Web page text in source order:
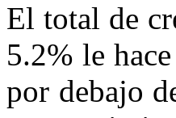
El total de
5.2% le
por debajo